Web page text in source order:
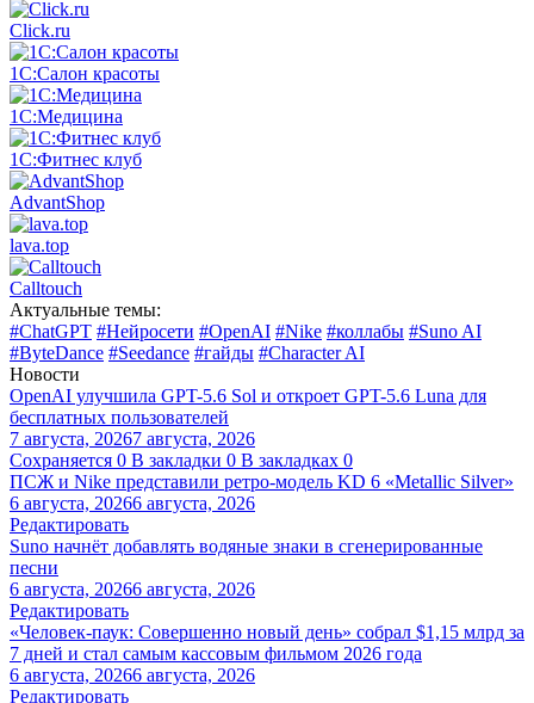
Click.ru
1С:Салон красоты
1С:Медицина
1С:Фитнес клуб
AdvantShop
lava.top
Calltouch
Актуальные темы:
#ChatGPT #Нейросети #OpenAI #Nike #коллабы #Suno AI
#ByteDance #Seedance #гайды #Character AI
Новости
OpenAI улучшила GPT-5.6 Sol и откроет GPT-5.6 Luna для
бесплатных пользователей
7 августа, 20267 августа, 2026
Сохраняется 0 В закладки 0 В закладках 0
ПСЖ и Nike представили ретро-модель KD 6 «Metallic Silver»
6 августа, 20266 августа, 2026
Редактировать
Suno начнёт добавлять водяные знаки в сгенерированные
песни
6 августа, 20266 августа, 2026
Редактировать
«Человек-паук: Совершенно новый день» собрал $1,15 млрд за
7 дней и стал самым кассовым фильмом 2026 года
6 августа, 20266 августа, 2026
Редактировать